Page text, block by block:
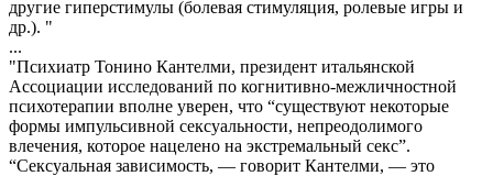
другие гиперстимулы (болевая стимуляция, ролевые игры и
др.). "
...
"Психиатр Тонино Кантелми, президент итальянской
Ассоциации исследований по когнитивно-межличностной
психотерапии вполне уверен, что “существуют некоторые
формы импульсивной сексуальности, непреодолимого
влечения, которое нацелено на экстремальный секс”.
“Сексуальная зависимость, — говорит Кантелми, — это